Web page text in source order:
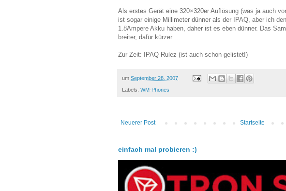
Als erstes Gerät eine 320×320er Auflösung (was ja auch
ist sogar einige Millimeter dünner als der IPAQ, aber ich
1.8Ampere Akku haben, daher ist es eben dünner. Das
breiter, dafür kürzer …
Zur Zeit: IPAQ Rulez (ist auch schon gelistet!)
um September 28, 2007
Labels: WM-Phones
Neuerer Post Startseite
einfach mal probieren :)